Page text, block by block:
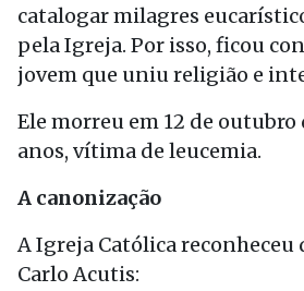
catalogar milagres
pela Igreja. Por isso, ficou
jovem que uniu religião e
Ele morreu em 12 de outubro
anos, vítima de leucemia.
A canonização
A Igreja Católica reconheceu
Carlo Acutis: